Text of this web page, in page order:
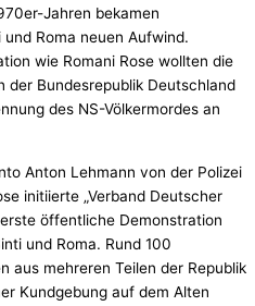
Jahren bekamen
Roma neuen Aufwind.
wie Romani Rose wollten die
der Bundesrepublik Deutschland
des NS-Völkermordes an
Anton Lehmann von der Polizei
initiierte „Verband Deutscher
öffentliche Demonstration
und Roma. Rund 100
aus mehreren Teilen der Republik
Kundgebung auf dem Alten